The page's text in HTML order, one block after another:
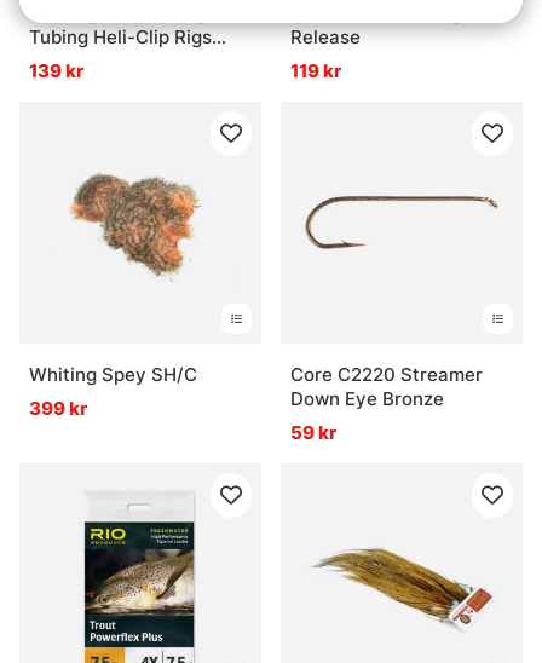
Fox Edges Tuff Tungsten
Tubing Heli-Clip Rigs
3pcs
139 kr
Release
119 kr
Whiting Spey SH/C
399 kr
Core C2220 Streamer
Down Eye Bronze
59 kr